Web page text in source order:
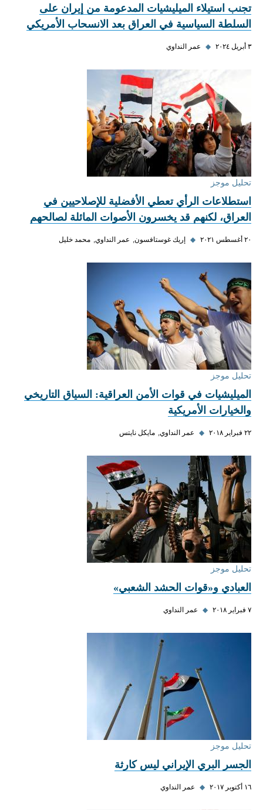
تجنب استيلاء الميليشيات المدعومة من إيران على
السلطة السياسية في العراق بعد الانسحاب الأمريكي
٣ أبريل ٢٠٢٤ ◆ عمر النداوي
تحليل موجز
استطلاعات الرأي تعطي الأفضلية للإصلاحيين في
العراق، لكنهم قد يخسرون الأصوات المائلة لصالحهم
٢٠ أغسطس ٢٠٢١ ◆ إريك غوستافسون عمر النداوي محمد خليل
تحليل موجز
الميليشيات في قوات الأمن العراقية: السياق التاريخي
والخيارات الأمريكية
٢٢ فبراير ٢٠١٨ ◆ عمر النداوي مايكل نايتس
تحليل موجز
العبادي و«قوات الحشد الشعبي»
٧ فبراير ٢٠١٨ ◆ عمر النداوي
تحليل موجز
الجسر البري الإيراني ليس كارثة
١٦ أكتوبر ٢٠١٧ ◆ عمر النداوي